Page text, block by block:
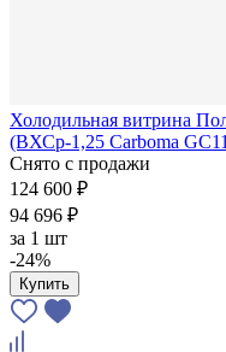
Холодильная витрина
(ВХСр-1,25 Carboma
Снято с продажи
124 600 ₽
94 696 ₽
за 1 шт
-24%
Купить